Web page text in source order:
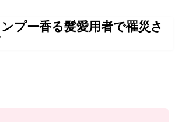
プー香る髪愛用者で罹災さ